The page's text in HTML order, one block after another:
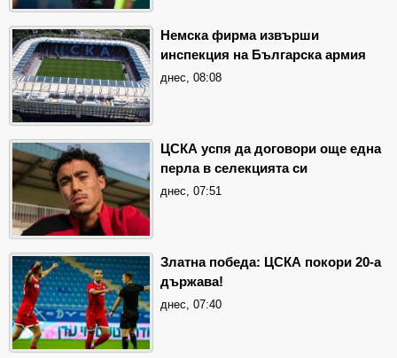
Немска фирма извърши
инспекция на Българска армия
днес, 08:08
ЦСКА успя да договори още една
перла в селекцията си
днес, 07:51
Златна победа: ЦСКА покори 20-а
държава!
днес, 07:40